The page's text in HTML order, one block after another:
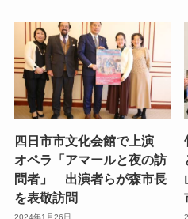
四日市市文化会館で上演
オペラ「アマールと夜の訪
問者」 出演者らが森市長
を表敬訪問
2024年1月26日